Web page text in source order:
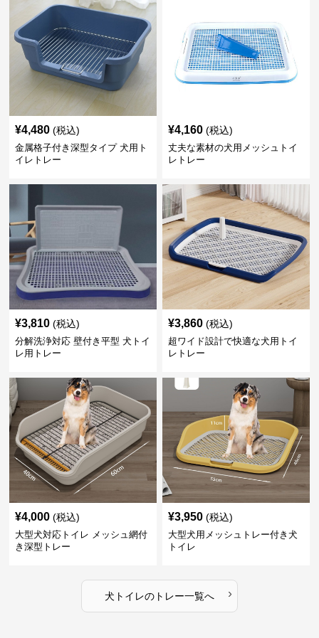
¥4,480 (税込)
金属格子付き深型タイプ 犬用ト
イレトレー
¥4,160 (税込)
丈夫な素材の犬用メッシュトイ
レトレー
¥3,810 (税込)
分解洗浄対応 壁付き平型 犬トイ
レ用トレー
¥3,860 (税込)
超ワイド設計で快適な犬用トイ
レトレー
¥4,000 (税込)
大型犬対応トイレ メッシュ網付
き深型トレー
¥3,950 (税込)
大型犬用メッシュトレー付き犬
トイレ
犬トイレのトレー一覧へ ›